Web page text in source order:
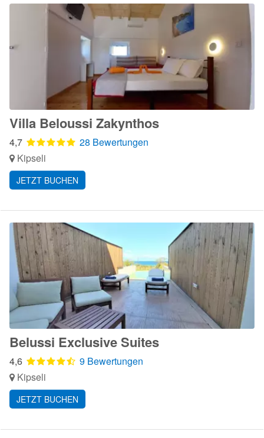
Villa Beloussi Zakynthos
4,7
28 Bewertungen
Kipseli
JETZT BUCHEN
Belussi Exclusive Suites
4,6
9 Bewertungen
Kipseli
JETZT BUCHEN